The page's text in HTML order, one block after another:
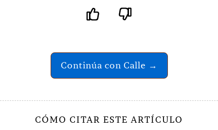
Continúa con Calle →
CÓMO CITAR ESTE ARTÍCULO